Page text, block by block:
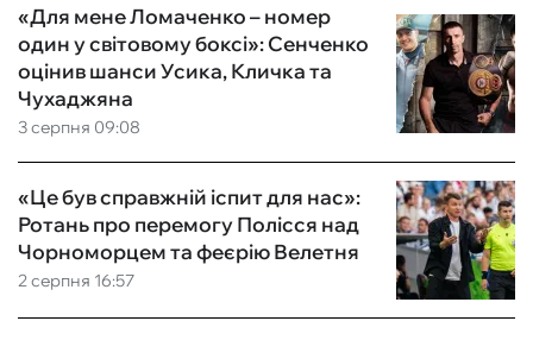
3 серпня 09:08
«Для мене Ломаченко – номер
один у світовому боксі»: Сенченко
оцінив шанси Усика, Кличка та
Чухаджяна
2 серпня 16:57
«Це був справжній іспит для нас»:
Ротань про перемогу Полісся над
Чорноморцем та феєрію Велетня